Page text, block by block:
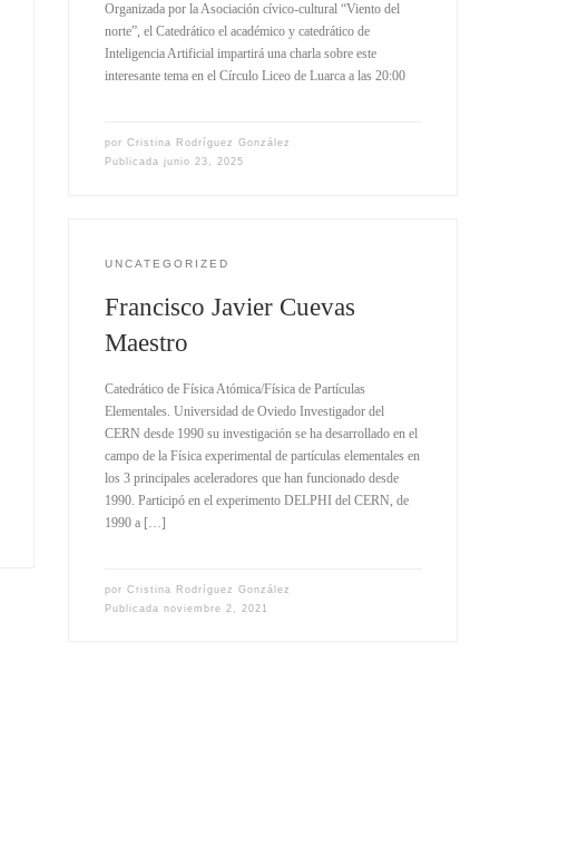
Organizada por la Asociación cívico-cultural “Viento del
norte”, el Catedrático el académico y catedrático de
Inteligencia Artificial impartirá una charla sobre este
interesante tema en el Círculo Liceo de Luarca a las 20:00
por Cristina Rodríguez González
Publicada junio 23, 2025
UNCATEGORIZED
Francisco Javier Cuevas
Maestro
Catedrático de Física Atómica/Física de Partículas
Elementales. Universidad de Oviedo Investigador del
CERN desde 1990 su investigación se ha desarrollado en el
campo de la Física experimental de partículas elementales en
los 3 principales aceleradores que han funcionado desde
1990. Participó en el experimento DELPHI del CERN, de
1990 a […]
por Cristina Rodríguez González
Publicada noviembre 2, 2021